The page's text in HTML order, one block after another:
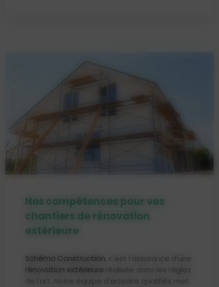
Nos compétences pour vos
chantiers de rénovation
extérieure
Schéma Construction, c'est l'assurance d'une
rénovation extérieure réalisée dans les règles
de l'art. Notre équipe d'artisans qualifiés met